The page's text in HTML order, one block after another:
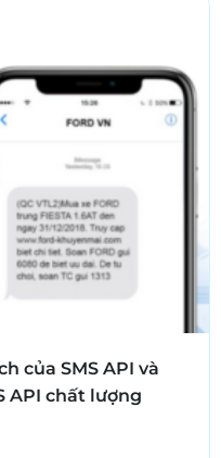
của SMS API và
API chất lượng